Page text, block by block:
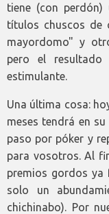
tiene (con
títulos chuscos de
mayordomo" y
pero el
estimulante.
Una última cosa:
meses tendrá en
paso por póker y
para vosotros. Al
premios gordos ya
solo un
chichinabo). Por